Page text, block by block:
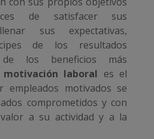
de satisfacer sus
sus expectativas,
de los resultados
los beneficios más
motivación laboral es el
empleados motivados se
comprometidos y con
a su actividad y a la